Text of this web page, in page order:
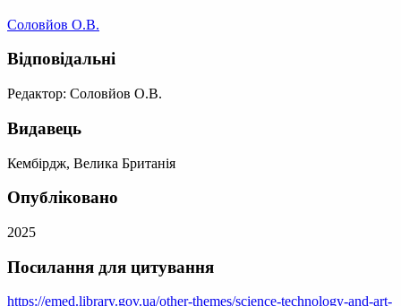
Соловйов О.В.
Відповідальні
Редактор: Соловйов О.В.
Видавець
Кембірдж, Велика Британія
Опубліковано
2025
Посилання для цитування
https://emed.library.gov.ua/other-themes/science-technology-and-art-